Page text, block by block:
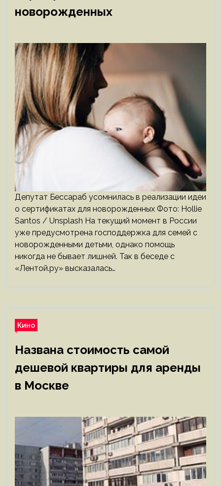
новорожденных
Депутат Бессараб усомнилась в реализации идеи
о сертификатах для новорожденных Фото: Hollie
Santos / Unsplash На текущий момент в России
уже предусмотрена господдержка для семей с
новорожденными детьми, однако помощь
никогда не бывает лишней. Так в беседе с
«Лентой.ру» высказалась…
Кино
Названа стоимость самой
дешевой квартиры для аренды
в Москве